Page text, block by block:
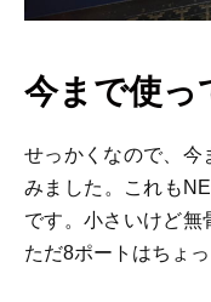
今まで使っ
せっかくなので、今
みました。これも
です。小さいけど無
ただ8ポートはちょ